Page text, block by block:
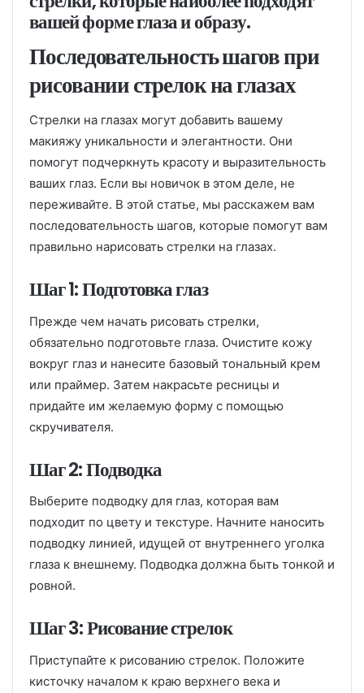
вашей форме глаза и образу.
Последовательность шагов при
рисовании стрелок на глазах
Стрелки на глазах могут добавить вашему
макияжу уникальности и элегантности. Они
помогут подчеркнуть красоту и выразительность
ваших глаз. Если вы новичок в этом деле, не
переживайте. В этой статье, мы расскажем вам
последовательность шагов, которые помогут вам
правильно нарисовать стрелки на глазах.
Шаг 1: Подготовка глаз
Прежде чем начать рисовать стрелки,
обязательно подготовьте глаза. Очистите кожу
вокруг глаз и нанесите базовый тональный крем
или праймер. Затем накрасьте ресницы и
придайте им желаемую форму с помощью
скручивателя.
Шаг 2: Подводка
Выберите подводку для глаз, которая вам
подходит по цвету и текстуре. Начните наносить
подводку линией, идущей от внутреннего уголка
глаза к внешнему. Подводка должна быть тонкой и
ровной.
Шаг 3: Рисование стрелок
Приступайте к рисованию стрелок. Положите
кисточку началом к краю верхнего века и